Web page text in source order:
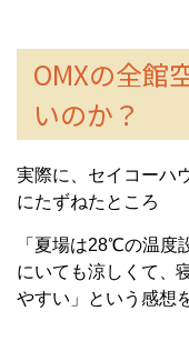
OMXの全館
いのか？
実際に、セイコーハ
にたずねたところ
「夏場は28℃の温度
にいても涼しくて、
やすい」という感想